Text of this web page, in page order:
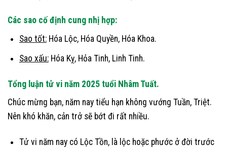
Các sao cố định cung nhị hợp:
Sao tốt:Hóa Lộc, Hóa Quyền, Hóa Khoa.
Sao xấu:Hóa Kỵ, Hỏa Tinh, Linh Tinh.
Tổng luận tử vi năm 2025 tuổi Nhâm Tuất.
Chúc mừng bạn, năm nay tiểu hạn không vướng Tuần, Triệt.
Nên khó khăn, cản trở sẽ bớt đi rất nhiều.
Tử vi năm nay có Lộc Tồn, là lộc hoặc phước ở đời trước